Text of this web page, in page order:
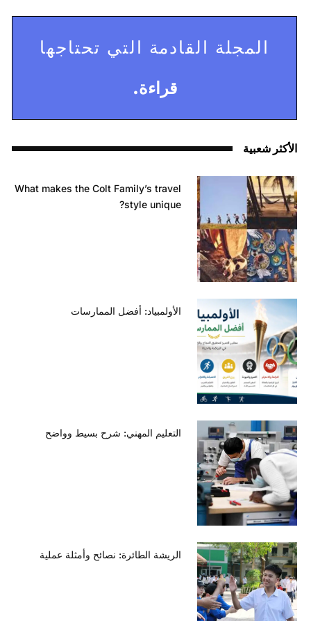
المجلة القادمة التي تحتاجها
قراءة.
الأكثر شعبية
What makes the Colt Family’s travel
style unique?
الأولمبياد: أفضل الممارسات
التعليم المهني: شرح بسيط وواضح
الريشة الطائرة: نصائح وأمثلة عملية